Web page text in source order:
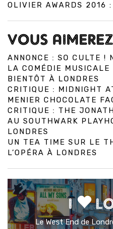
OLIVIER AWARDS 2016
VOUS
ANNONCE : SO CULTE !
LA COMÉDIE MUSICALE
BIENTÔT À LONDRES
CRITIQUE : MIDNIGHT
MENIER CHOCOLATE
CRITIQUE : THE
AU SOUTHWARK
LONDRES
UN TEA TIME SUR LE
L’OPÉRA À LONDRES
I
Le West End de